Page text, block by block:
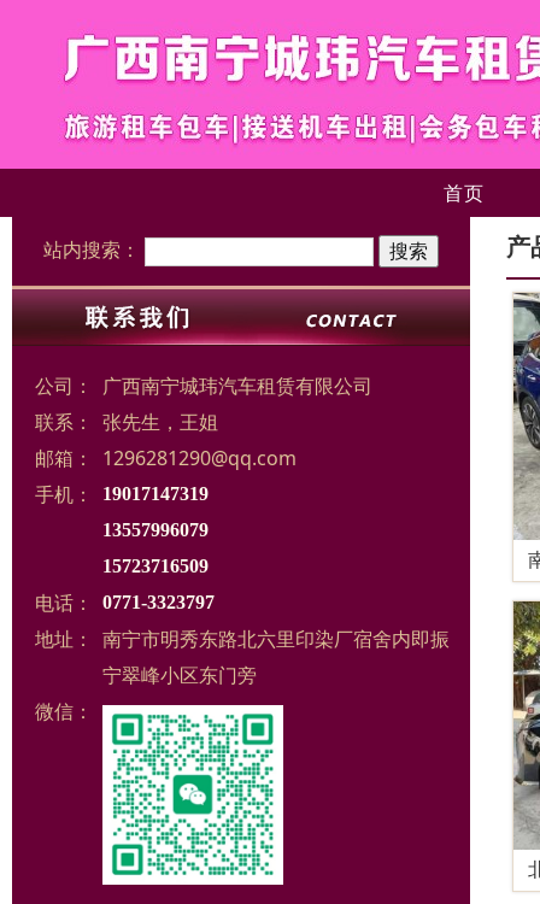
首页
站内搜索：
公司：
广西南宁城玮汽车租赁有限公司
联系：
张先生，王姐
邮箱：
1296281290@qq.com
手机：
19017147319
13557996079
15723716509
电话： 0771-3323797
地址：
南宁市明秀东路北六里印染厂宿舍内即振
宁翠峰小区东门旁
微信：
产